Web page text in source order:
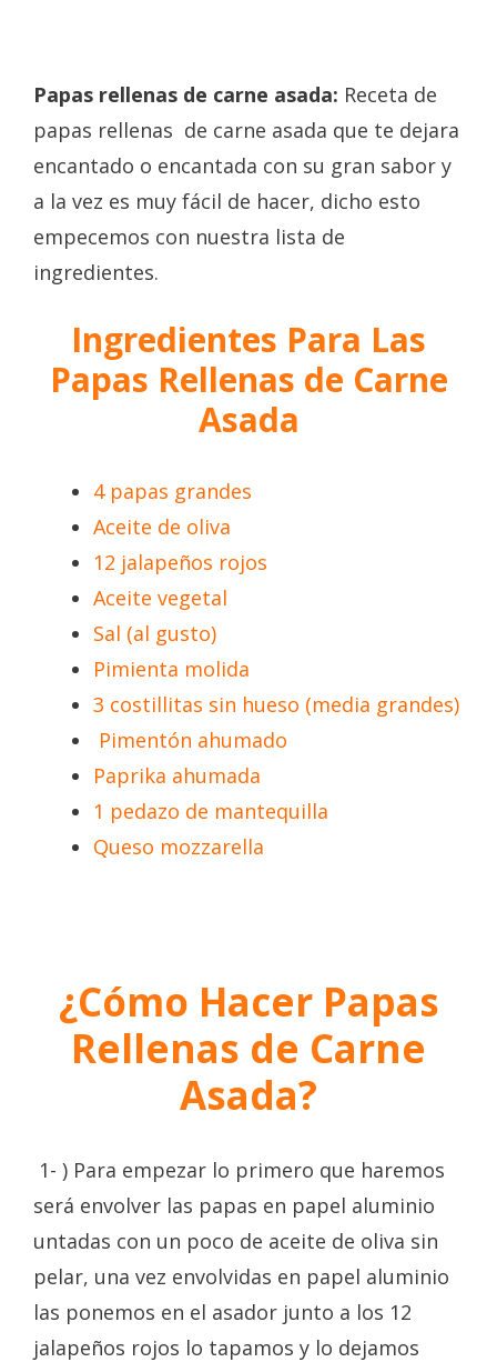
Papas rellenas de carne asada: Receta de
papas rellenas de carne asada que te dejara
encantado o encantada con su gran sabor y
a la vez es muy fácil de hacer, dicho esto
empecemos con nuestra lista de
ingredientes.
Ingredientes Para Las
Papas Rellenas de Carne
Asada
4 papas grandes
Aceite de oliva
12 jalapeños rojos
Aceite vegetal
Sal (al gusto)
Pimienta molida
3 costillitas sin hueso (media grandes)
Pimentón ahumado
Paprika ahumada
1 pedazo de mantequilla
Queso mozzarella
¿Cómo Hacer Papas
Rellenas de Carne
Asada?
1- ) Para empezar lo primero que haremos
será envolver las papas en papel aluminio
untadas con un poco de aceite de oliva sin
pelar, una vez envolvidas en papel aluminio
las ponemos en el asador junto a los 12
jalapeños rojos lo tapamos y lo dejamos